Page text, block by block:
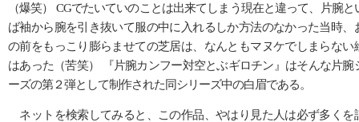
（爆笑） CGでたいていのことは出来てしまう現在と違って、片腕と
ば袖から腕を引き抜いて服の中に入れるしか方法のなかった当時、
の前をもっこり膨らませての芝居は、なんともマヌケでしまらない
はあった（苦笑） 『片腕カンフー対空とぶギロチン』はそんな片腕
ーズの第２弾として制作された同シリーズ中の白眉である。
ネットを検索してみると、この作品、やはり見た人は必ず多くを